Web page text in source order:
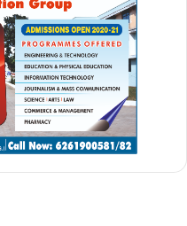
viksit bharat
bharat